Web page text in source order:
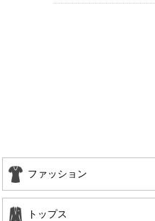
ファッション
トップス